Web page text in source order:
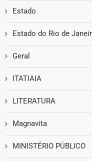
Estado
Estado do Rio de
Geral
ITATIAIA
LITERATURA
Magnavita
MINISTÉRIO PÚBLICO